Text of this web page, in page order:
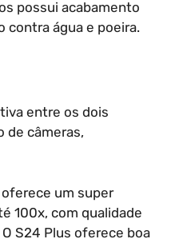
possui acabamento
contra água e poeira.
entre os dois
de câmeras,
oferece um super
100x, com qualidade
S24 Plus oferece boa